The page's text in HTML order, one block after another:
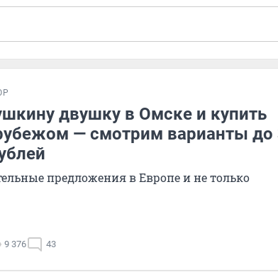
двушку в Омске и купить
— смотрим варианты до
предложения в Европе и не только
9 376 43